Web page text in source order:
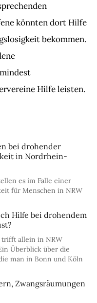
könnten dort Hilfe
bekommen.
Hilfe leisten.
bei drohender
in Nordrhein-
es im Falle einer
für Menschen in NRW
Hilfe bei drohendem
trifft allein in NRW
Überblick über die
man in Bonn und Köln
Zwangsräumungen